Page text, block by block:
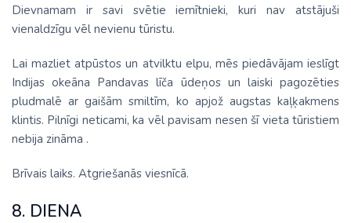
Dievnamam ir savi svētie iemītnieki, kuri nav atstājuši
vienaldzīgu vēl nevienu tūristu.
Lai mazliet atpūstos un atvilktu elpu, mēs piedāvājam ieslīgt
Indijas okeāna Pandavas līča ūdeņos un laiski pagozēties
pludmalē ar gaišām smiltīm, ko apjož augstas kaļķakmens
klintis. Pilnīgi neticami, ka vēl pavisam nesen šī vieta tūristiem
nebija zināma .
Brīvais laiks. Atgriešanās viesnīcā.
8. DIENA